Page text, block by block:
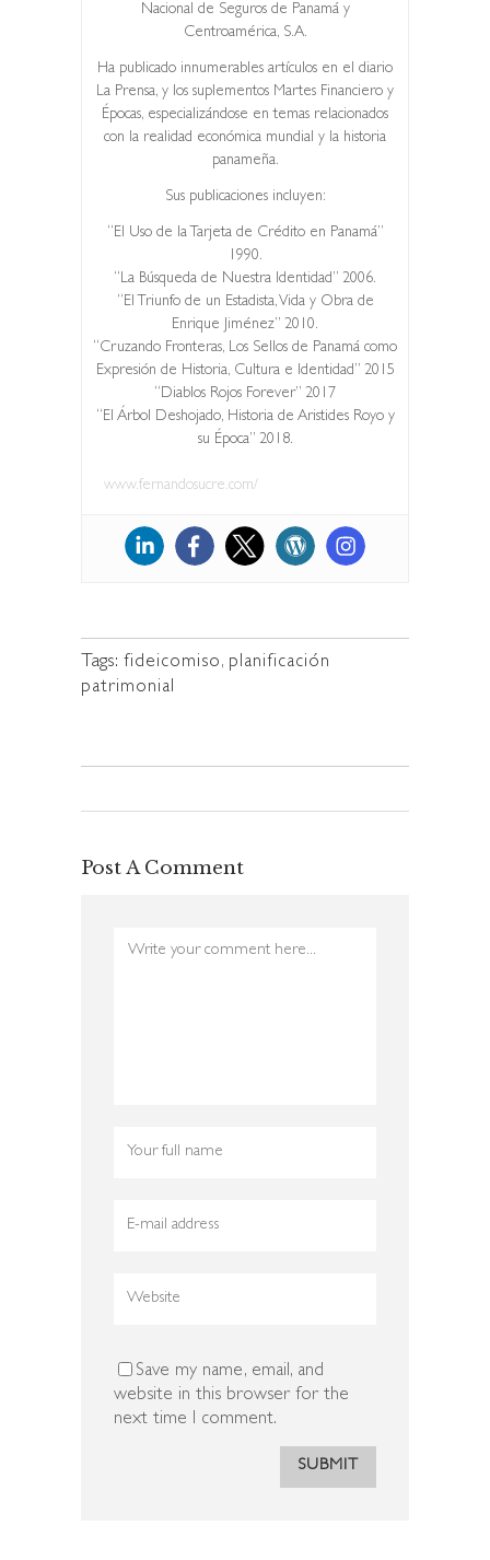
Nacional de Seguros de Panamá y
Centroamérica, S.A.
Ha publicado innumerables artículos en el diario
La Prensa, y los suplementos Martes Financiero y
Épocas, especializándose en temas relacionados
con la realidad económica mundial y la historia
panameña.
Sus publicaciones incluyen:
“El Uso de la Tarjeta de Crédito en Panamá”
1990.
“La Búsqueda de Nuestra Identidad” 2006.
“El Triunfo de un Estadista, Vida y Obra de
Enrique Jiménez” 2010.
“Cruzando Fronteras, Los Sellos de Panamá como
Expresión de Historia, Cultura e Identidad” 2015
“Diablos Rojos Forever” 2017
“El Árbol Deshojado, Historia de Aristides Royo y
su Época” 2018.
www.fernandosucre.com/
Tags: fideicomiso, planificación
patrimonial
Post A Comment
Save my name, email, and
website in this browser for the
next time I comment.